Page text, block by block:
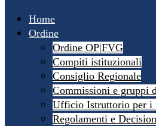
Home
Ordine
Ordine OP|FVG
Compiti istituzionali
Consiglio Regionale
Commissioni e gruppi
Ufficio Istruttorio per i
Regolamenti e